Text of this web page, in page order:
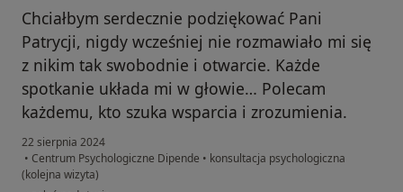
Chciałbym serdecznie podziękować Pani
Patrycji, nigdy wcześniej nie rozmawiało mi się
z nikim tak swobodnie i otwarcie. Każde
spotkanie układa mi w głowie… Polecam
każdemu, kto szuka wsparcia i zrozumienia.
22 sierpnia 2024
• Centrum Psychologiczne Dipende • konsultacja psychologiczna
(kolejna wizyta)